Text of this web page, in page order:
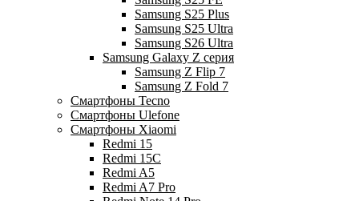
Samsung S25 Plus
Samsung S25 Ultra
Samsung S26 Ultra
Samsung Galaxy Z серия
Samsung Z Flip 7
Samsung Z Fold 7
Смартфоны Tecno
Смартфоны Ulefone
Смартфоны Xiaomi
Redmi 15
Redmi 15C
Redmi A5
Redmi A7 Pro